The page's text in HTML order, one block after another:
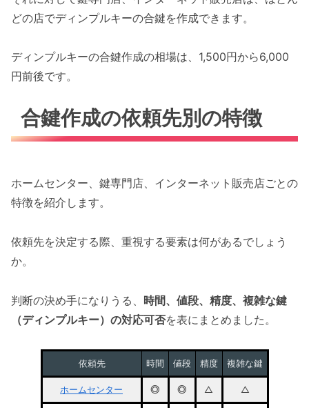
どの店でディンプルキーの合鍵を作成できます。
ディンプルキーの合鍵作成の相場は、1,500円から6,000
円前後です。
合鍵作成の依頼先別の特徴
ホームセンター、鍵専門店、インターネット販売店ごとの
特徴を紹介します。
依頼先を決定する際、重視する要素は何があるでしょう
か。
判断の決め手になりうる、 時間、値段、精度、複雑な鍵
（ディンプルキー）の対応可否を表にまとめました。
依頼先 時間 値段 精度 複雑な鍵
ホームセンター ◎ ◎ △ △